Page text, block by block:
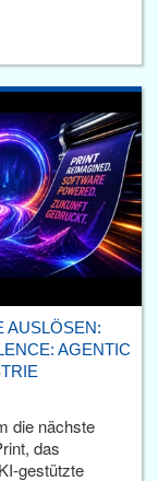
AUSLÖSEN:
AGENTIC
die nächste
das
gestützte